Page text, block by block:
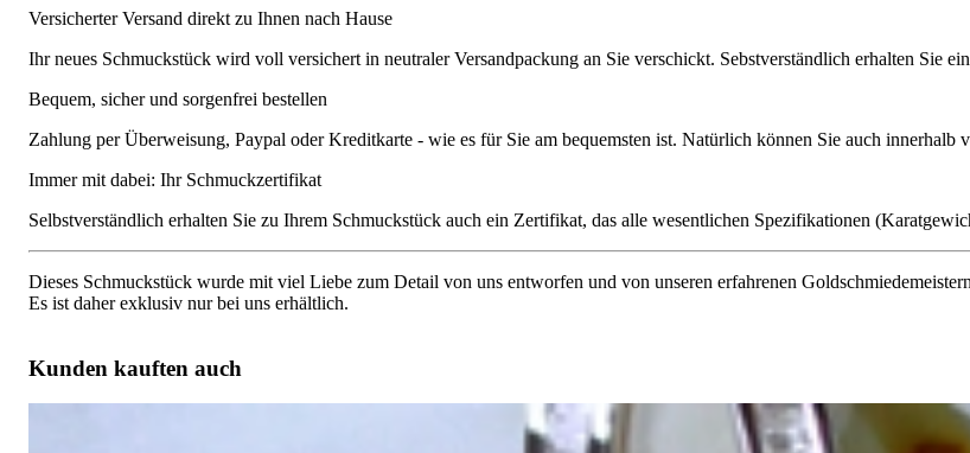
Versicherter Versand direkt zu Ihnen nach Hause
Ihr neues Schmuckstück wird voll versichert in neutraler Versandpackung an Sie verschickt. Sebstverständlich erhalten Sie
Bequem, sicher und sorgenfrei bestellen
Zahlung per Überweisung, Paypal oder Kreditkarte - wie es für Sie am bequemsten ist. Natürlich können Sie auch innerhalb
Immer mit dabei: Ihr Schmuckzertifikat
Selbstverständlich erhalten Sie zu Ihrem Schmuckstück auch ein Zertifikat, das alle wesentlichen Spezifikationen
Dieses Schmuckstück wurde mit viel Liebe zum Detail von uns entworfen und von unseren erfahrenen
Es ist daher exklusiv nur bei uns erhältlich.
Kunden kauften auch